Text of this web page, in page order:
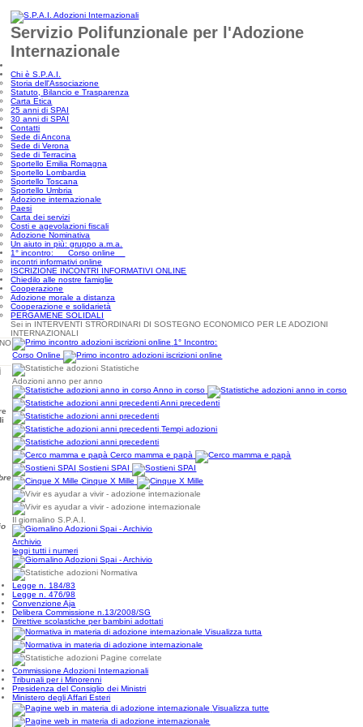
Servizio Polifunzionale per l'Adozione
Internazionale
Chi è S.P.A.I.
Storia dell'Associazione
Statuto, Bilancio e Trasparenza
Carta Etica
25 anni di SPAI
30 anni di SPAI
Contatti
Sede di Ancona
Sede di Verona
Sede di Terracina
Sportello Emilia Romagna
Sportello Lombardia
Sportello Toscana
Sportello Umbria
Adozione internazionale
Paesi
Carta dei servizi
Costi e agevolazioni fiscali
Adozione Nominativa
Un aiuto in più: gruppo a.m.a.
1° incontro: Corso online
incontri informativi online
ISCRIZIONE INCONTRI INFORMATIVI ONLINE
Chiedilo alle nostre famiglie
Cooperazione
Adozione morale a distanza
Cooperazione e solidarietà
PERGAMENE SOLIDALI
Sei in INTERVENTI STRORDINARI DI SOSTEGNO ECONOMICO PER LE ADOZIONI
INTERNAZIONALI
1° Incontro:
Corso Online
Statistiche
Adozioni anno per anno
Anno in corso
Anni precedenti
Tempi adozioni
Cerco mamma e papà
Sostieni SPAI
Cinque X Mille
Il giornalino S.P.A.I.
Archivio
leggi tutti i numeri
Normativa
Legge n. 184/83
Legge n. 476/98
Convenzione Aja
Delibera Commissione n.13/2008/SG
Direttive scolastiche per bambini adottati
Visualizza tutta
Pagine correlate
Commissione Adozioni Internazionali
Tribunali per i Minorenni
Presidenza del Consiglio dei Ministri
Ministero degli Affari Esteri
Visualizza tutte